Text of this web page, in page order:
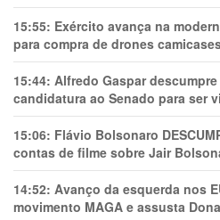
15:55: Exército avança na
para compra de drones
15:44: Alfredo Gaspar
candidatura ao Senado para ser
15:06: Flávio Bolsonaro
contas de filme sobre Jair
14:52: Avanço da esquerda nos
movimento MAGA e assusta